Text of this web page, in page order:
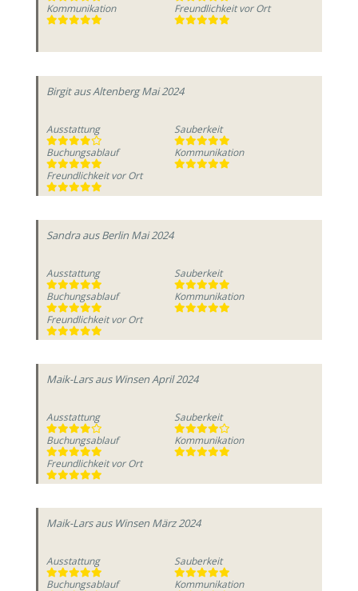
Kommunikation
Freundlichkeit vor Ort
Birgitaus AltenbergMai 2024
Ausstattung
Sauberkeit
Buchungsablauf
Kommunikation
Freundlichkeit vor Ort
Sandraaus Berlin Mai 2024
Ausstattung
Sauberkeit
Buchungsablauf
Kommunikation
Freundlichkeit vor Ort
Maik-Larsaus Winsen April 2024
Ausstattung
Sauberkeit
Buchungsablauf
Kommunikation
Freundlichkeit vor Ort
Maik-Larsaus Winsen März 2024
Ausstattung
Sauberkeit
Buchungsablauf
Kommunikation